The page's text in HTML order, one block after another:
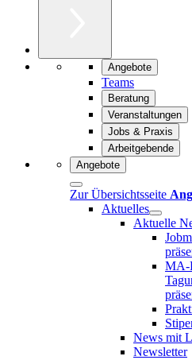
Angebote
Teams
Beratung
Veranstaltungen
Jobs & Praxis
Arbeitgebende
Angebote
Zur Übersichtsseite
Aktuelles
Aktuelle
MA-
News mit
Newsletter